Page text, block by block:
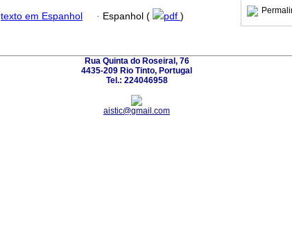
texto em Espanhol · Espanhol ( pdf )
Rua Quinta do Roseiral, 76
4435-209 Rio Tinto, Portugal
Tel.: 224046958
aistic@gmail.com